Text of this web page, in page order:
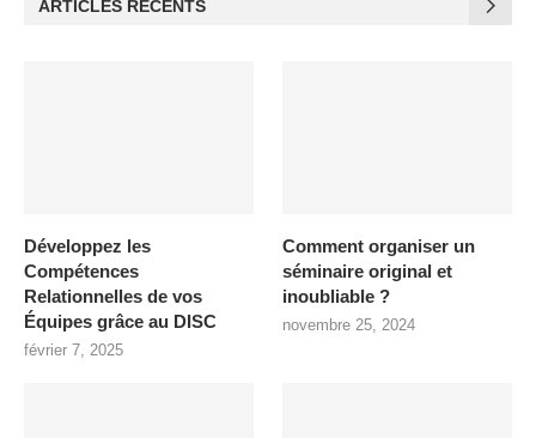
ARTICLES RÉCENTS
Développez les
Compétences
Relationnelles de vos
Équipes grâce au DISC
février 7, 2025
Comment organiser un
séminaire original et
inoubliable ?
novembre 25, 2024